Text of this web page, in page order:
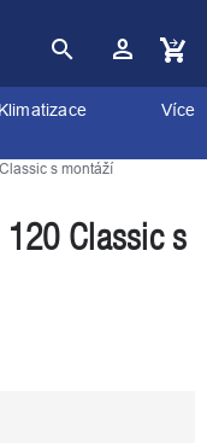
Nákupní
košík
Klimatizace Více
s montáží
120 Classic s